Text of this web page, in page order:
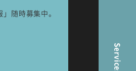
Services
随時募集中。